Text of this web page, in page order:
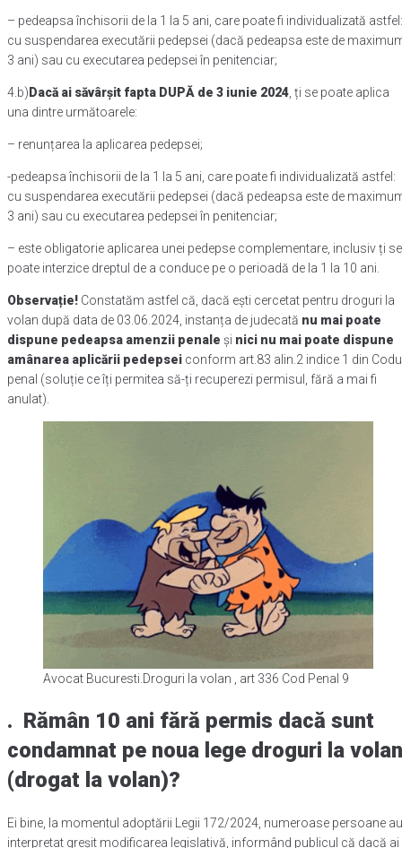
– pedeapsa închisorii de la 1 la 5 ani, care poate fi individualizată astfel:
cu suspendarea executării pedepsei (dacă pedeapsa este de
3 ani) sau cu executarea pedepsei în penitenciar;
4.b) Dacă ai săvârșit fapta DUPĂ de 3 iunie 2024 , ți se poate aplica
una dintre următoarele:
– renunțarea la aplicarea pedepsei;
-pedeapsa închisorii de la 1 la 5 ani, care poate fi individualizată astfel:
cu suspendarea executării pedepsei (dacă pedeapsa este de
3 ani) sau cu executarea pedepsei în penitenciar;
– este obligatorie aplicarea unei pedepse complementare, inclusiv ți se
poate interzice dreptul de a conduce pe o perioadă de la 1 la 10 ani.
Observație! Constatăm astfel că, dacă ești cercetat pentru droguri la
volan după data de 03.06.2024, instanța de judecată nu mai poate
dispune pedeapsa amenzii penale și nici nu mai poate dispune
amânarea aplicării pedepsei conform art.83 alin.2 indice 1 din
penal (soluție ce îți permitea să-ți recuperezi permisul, fără a mai fi
anulat).
Avocat Bucuresti.Droguri la volan , art 336 Cod Penal 9
. Rămân 10 ani fără permis dacă sunt
condamnat pe noua lege droguri la volan
(drogat la volan)?
Ei bine, la momentul adoptării Legii 172/2024, numeroase persoane au
interpretat greșit modificarea legislativă, informând publicul că dacă ai